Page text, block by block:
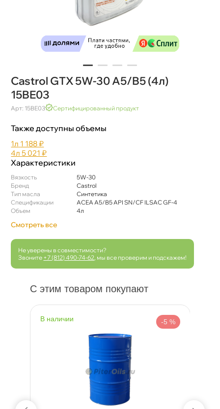
Castrol GTX 5W-30 A5/B5 (4л)
15BE03
Арт: 15BE03 Сертифицированный продукт
Также доступны объемы
1л 1 188 ₽
4л 5 021 ₽
Характеристики
язкость
5W-30
Бренд
Castrol
Тип масла
Синтетика
Спецификации
ACEA A5/B5 API SN/CF ILSAC GF-4
Объем
4л
Смотреть все
Не уверены в совместимости?
Звоните +7 (812) 490-74-62 , мы все проверим и подскажем!
С этим товаром покупают
наличии -5 %